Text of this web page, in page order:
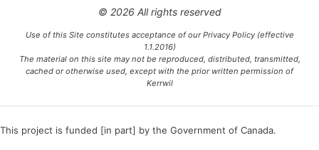
© 2026 All rights reserved
Use of this Site constitutes acceptance of our Privacy Policy (effective
1.1.2016)
The material on this site may not be reproduced, distributed, transmitted,
cached or otherwise used, except with the prior written permission of
Kerrwil
This project is funded [in part] by the Government of Canada.